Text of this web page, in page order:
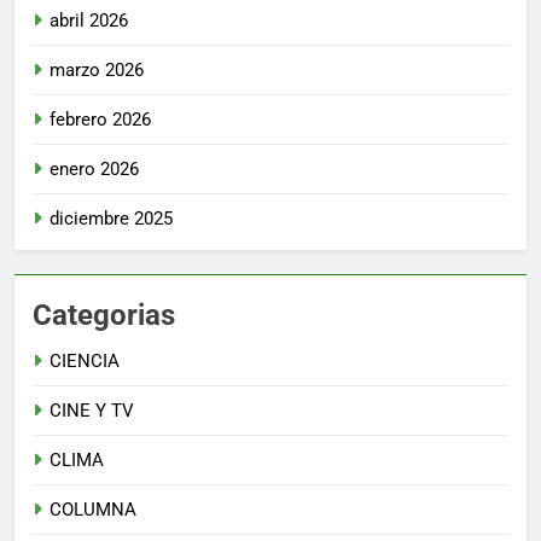
abril 2026
marzo 2026
febrero 2026
enero 2026
diciembre 2025
Categorias
CIENCIA
CINE Y TV
CLIMA
COLUMNA